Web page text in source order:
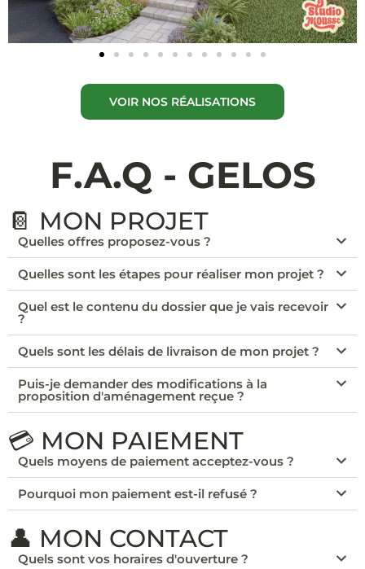
VOIR NOS RÉALISATIONS
F.A.Q - GELOS
📔 MON PROJET
Quelles offres proposez-vous ?
Quelles sont les étapes pour réaliser mon projet ?
Quel est le contenu du dossier que je vais recevoir
?
Quels sont les délais de livraison de mon projet ?
Puis-je demander des modifications à la
proposition d'aménagement reçue ?
💳 MON PAIEMENT
Quels moyens de paiement acceptez-vous ?
Pourquoi mon paiement est-il refusé ?
👤 MON CONTACT
Quels sont vos horaires d'ouverture ?